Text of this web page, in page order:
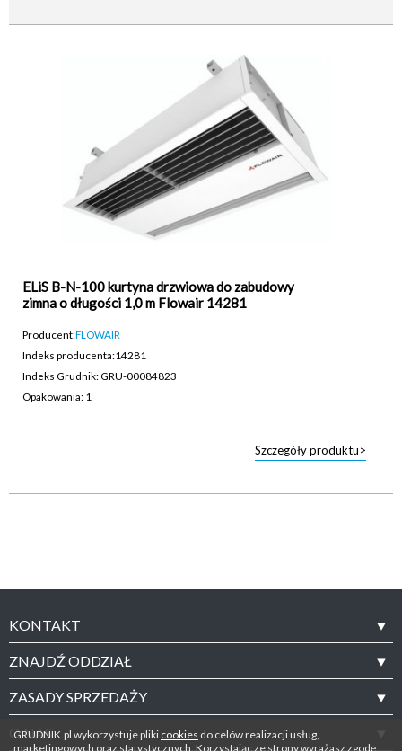
ELiS B-N-100 kurtyna drzwiowa do zabudowy
zimna o długości 1,0 m Flowair 14281
Producent:FLOWAIR
Indeks producenta:14281
Indeks Grudnik: GRU-00084823
Opakowania: 1
Szczegóły produktu>
KONTAKT
ZNAJDŹ ODDZIAŁ
ZASADY SPRZEDAŻY
O NAS
GRUDNIK.pl wykorzystuje pliki cookies do celów realizacji usług,
marketingowych oraz statystycznych. Korzystając ze strony wyrażasz zgodę